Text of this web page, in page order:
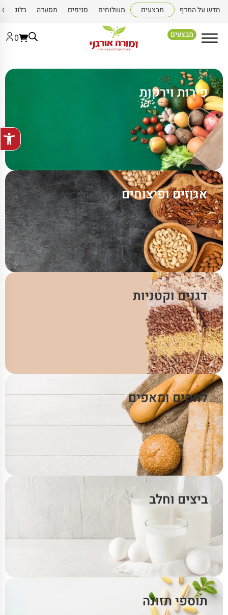
פתח
חדש על המדף מבצעים משלוחים סניפים מסעדה בלוג
מבצעים 0
פירות וירקות
אגוזים ופיצוחים
דגנים וקטניות
לחמים ומאפים
ביצים וחלב
תוספי תזונה